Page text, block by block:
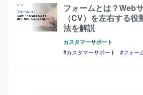
フォームとは？Web
（CV）を左右する
法を解説
カスタマーサポート
カスタマーサポート フォー